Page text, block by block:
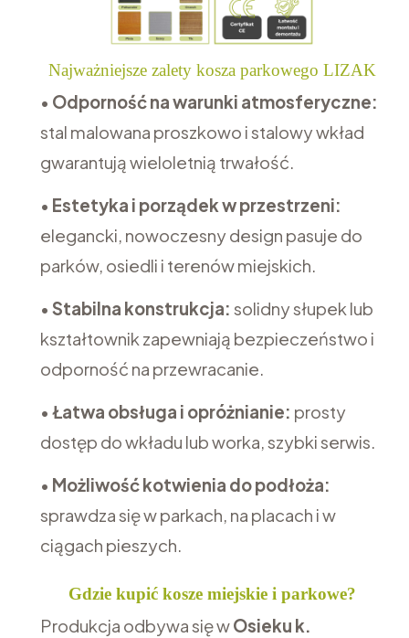
Najważniejsze zalety kosza parkowego LIZAK
• Odporność na warunki atmosferyczne:
stal malowana proszkowo i stalowy wkład
gwarantują wieloletnią trwałość.
• Estetyka i porządek w przestrzeni:
elegancki, nowoczesny design pasuje do
parków, osiedli i terenów miejskich.
• Stabilna konstrukcja: solidny słupek lub
kształtownik zapewniają bezpieczeństwo i
odporność na przewracanie.
• Łatwa obsługa i opróżnianie: prosty
dostęp do wkładu lub worka, szybki serwis.
• Możliwość kotwienia do podłoża:
sprawdza się w parkach, na placach i w
ciągach pieszych.
Gdzie kupić kosze miejskie i parkowe?
Produkcja odbywa się wOsieku k.